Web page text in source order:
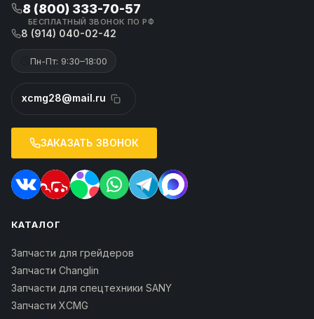
8 (800) 333-70-57
БЕСПЛАТНЫЙ ЗВОНОК ПО РФ
8 (914) 040-02-42
Пн-Пт: 9:30–18:00
xcmg28@mail.ru
ЗАКАЗАТЬ ЗВОНОК
КАТАЛОГ
Запчасти для грейдеров
Запчасти Changlin
Запчасти для спецтехники SANY
Запчасти XCMG